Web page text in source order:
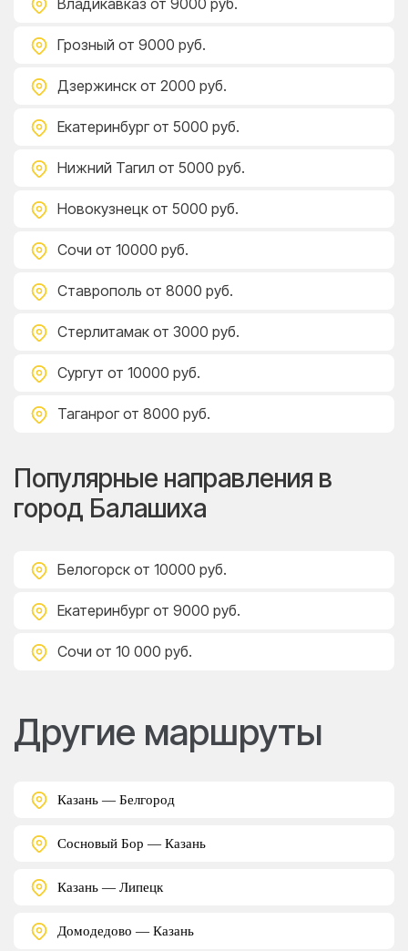
Владикавказ от 9000 руб.
Грозный от 9000 руб.
Дзержинск от 2000 руб.
Екатеринбург от 5000 руб.
Нижний Тагил от 5000 руб.
Новокузнецк от 5000 руб.
Сочи от 10000 руб.
Ставрополь от 8000 руб.
Стерлитамак от 3000 руб.
Сургут от 10000 руб.
Таганрог от 8000 руб.
Популярные направления в
город Балашиха
Белогорск от 10000 руб.
Екатеринбург от 9000 руб.
Сочи от 10 000 руб.
Другие маршруты
Казань — Белгород
Сосновый Бор — Казань
Казань — Липецк
Домодедово — Казань